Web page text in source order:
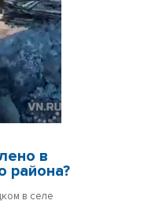
в
района?
в селе